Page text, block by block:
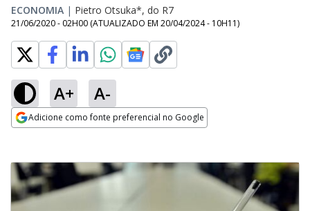
ECONOMIA | Pietro Otsuka*, do R7
21/06/2020 - 02H00 (ATUALIZADO EM 20/04/2024 - 10H11)
A+ A-
Adicione como fonte preferencial no Google